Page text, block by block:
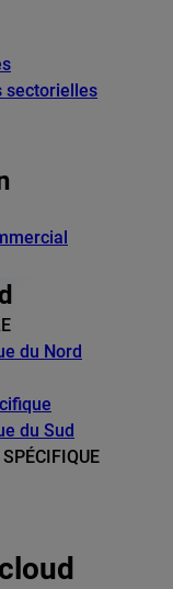
sectorielles
du Nord
du Sud